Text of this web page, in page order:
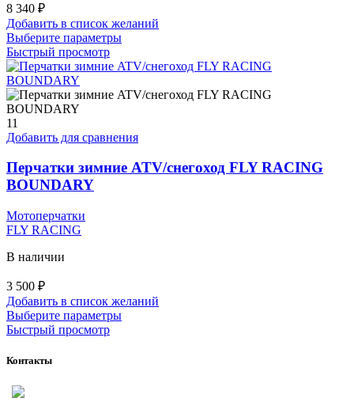
8 340 ₽
Добавить в список желаний
Выберите параметрыЭтот
имеет
вариаций.
выбрать
странице
Быстрый просмотр
11
Добавить для сравнения
Перчатки зимние ATV/снегоход FLY RACING
BOUNDARY
Мотоперчатки
FLY RACING
В наличии
3 500 ₽
Добавить в список желаний
Выберите параметрыЭтот
Быстрый просмотр
Контакты